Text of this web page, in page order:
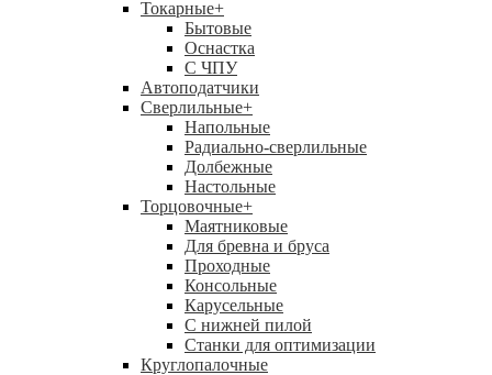
Токарные+
Бытовые
Оснастка
С ЧПУ
Автоподатчики
Сверлильные+
Напольные
Радиально-сверлильные
Долбежные
Настольные
Торцовочные+
Маятниковые
Для бревна и бруса
Проходные
Консольные
Карусельные
С нижней пилой
Станки для оптимизации
Круглопалочные